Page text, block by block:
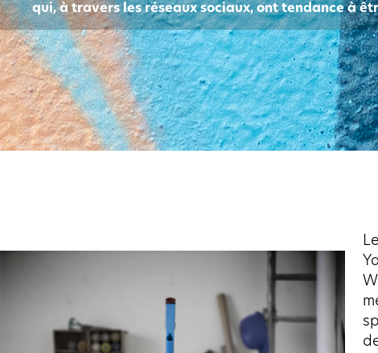
qui, à travers les réseaux sociaux, ont tendance à